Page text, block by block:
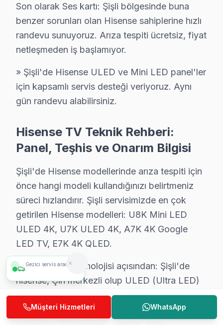
Şişli'de garanti süreci nasıl işler?
Onarım bittikten sonra Şişli servisimizde imzalı
Şişli'da Hisense servisi sonrası güvende olun.
Şişli Hisense Ekspres Servis – Sabah Ara,
TV arızası beklemez — biz de bekletmeyiz. Şişli'de
Hızlı müdahale garantimiz:
• Teknisyen yolda iken anlık konum bildirimi
• Şişli parça temin süresi: aynı gün (stokta mevcutsa)
• Şişli'de iş yerine özel mesai saati dışı servis
• Servis tamamlandığında e-posta/SMS bildirimi
Gün içinde Şişli'da Hisense servis randevusu almak
Hisense Servis Teknisyenleri – Şişli
Doğru teşhis ve kalıcı çözüm, deneyimli teknisyenle
Teknisyen yetkinliklerimiz:
• Şişli'de fabrika eğitimli teknik uzmanlar
• Dijital teşhis ekipmanı kullanımı
• Şişli servisimizde panel ölçüm ve oscilloskop analizi
Son olarak Ses kartı: Şişli bölgesinde buna
benzer sorunları olan Hisense sahiplerine hızlı
randevu sunuyoruz. Arıza tespiti ücretsiz, fiyat
netleşmeden iş başlamıyor.
» Şişli'de Hisense ULED ve Mini LED panel'ler
için kapsamlı servis desteği veriyoruz. Aynı
gün randevu alabilirsiniz.
Hisense TV Teknik Rehberi:
Panel, Teşhis ve Onarım Bilgisi
Şişli'de Hisense modellerinde arıza tespiti için
önce hangi modeli kullandığınızı belirtmeniz
süreci hızlandırır. Şişli servisimizde en çok
getirilen Hisense modelleri: U8K Mini LED
ULED 4K, U7K ULED 4K, A7K 4K Google
LED TV, E7K 4K QLED.
Şişli'de panel teknolojisi açısından: Şişli'de
hisense, Çin merkezli olup ULED (Ultra LED)
adını verdiği özel mini LED arka aydınlatma
sistemiyle bilinir. ULED, bölgesel dimming için
Gezici servis aracımız
Müşteri Hizmetleri WhatsApp